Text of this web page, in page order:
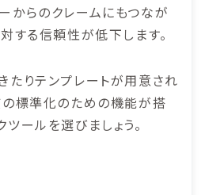
からのクレームにもつなが
する信頼性が低下します。
たりテンプレートが用意され
の標準化のための機能が搭
ールを選びましょう。